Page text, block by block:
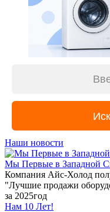
Наши новости
Мы Первые в Западной
Компания Айс-Холод
"Лучшие продажи
за 2025год
Нам 10 Лет!